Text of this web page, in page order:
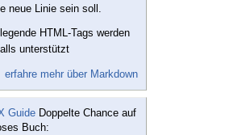
neue Linie sein soll.
HTML-Tags werden
unterstützt
erfahre mehr über Markdown
Doppelte Chance auf
Buch: